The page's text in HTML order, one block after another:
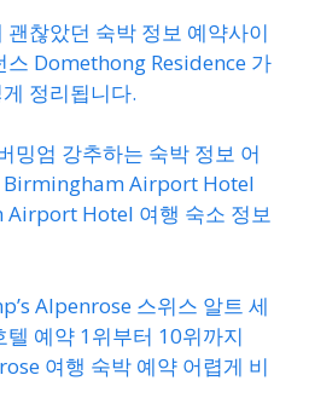
찮았던 숙박 정보 예약사이
스 Domethong Residence 가
정리됩니다.
밍엄 강추하는 숙박 정보 어
Birmingham Airport Hotel
Hotel 여행 숙소 정보
Alpenrose 스위스 알트 세
텔 예약 1위부터 10위까지
여행 숙박 예약 어렵게 비